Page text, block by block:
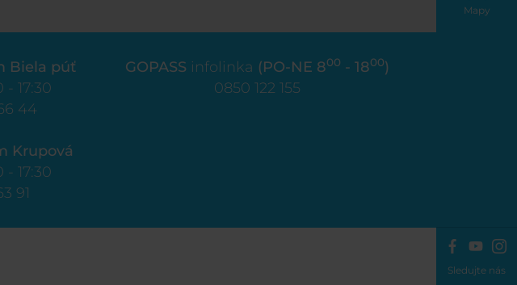
Mapy
Sledujte nás
Biela púť
17:30
44
Krupová
17:30
91
GOPASS infolinka (PO-NE 800 - 1800)
0850 122 155